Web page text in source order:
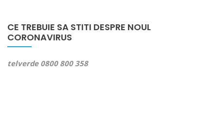
CE TREBUIE SA STITI DESPRE NOUL
CORONAVIRUS
telverde 0800 800 358